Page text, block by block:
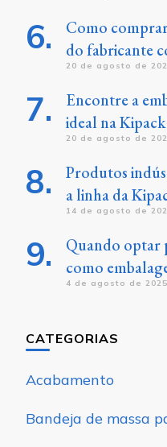
Como
do fabricante
20 de agosto de
Encontre a
ideal na Kipack
20 de agosto de
Produtos
a linha da
14 de agosto de
Quando optar
como
4 de agosto de 2025
CATEGORIAS
Acabamento
Bandeja de massa